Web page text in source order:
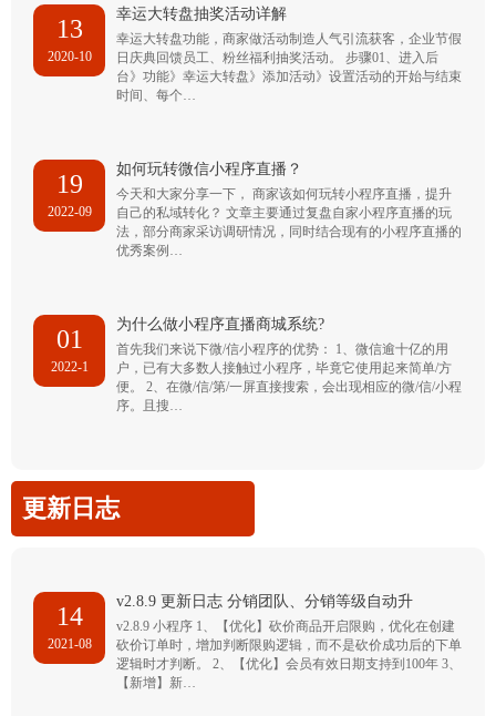
13
2020-10
幸运大转盘抽奖活动详解
幸运大转盘功能，商家做活动制造人气引流获客，企业节假
日庆典回馈员工、粉丝福利抽奖活动。 步骤01、进入后
台》功能》幸运大转盘》添加活动》设置活动的开始与结束
时间、每个…
19
2022-09
如何玩转微信小程序直播？
今天和大家分享一下， 商家该如何玩转小程序直播，提升
自己的私域转化？ 文章主要通过复盘自家小程序直播的玩
法，部分商家采访调研情况，同时结合现有的小程序直播的
优秀案例…
01
2022-1
为什么做小程序直播商城系统?
首先我们来说下微/信小程序的优势： 1、微信逾十亿的用
户，已有大多数人接触过小程序，毕竟它使用起来简单/方
便。 2、在微/信/第/一屏直接搜索，会出现相应的微/信/小程
序。且搜…
更新日志
14
2021-08
v2.8.9 更新日志 分销团队、分销等级自动升
v2.8.9 小程序 1、【优化】砍价商品开启限购，优化在创建
砍价订单时，增加判断限购逻辑，而不是砍价成功后的下单
逻辑时才判断。 2、【优化】会员有效日期支持到100年 3、
【新增】新…